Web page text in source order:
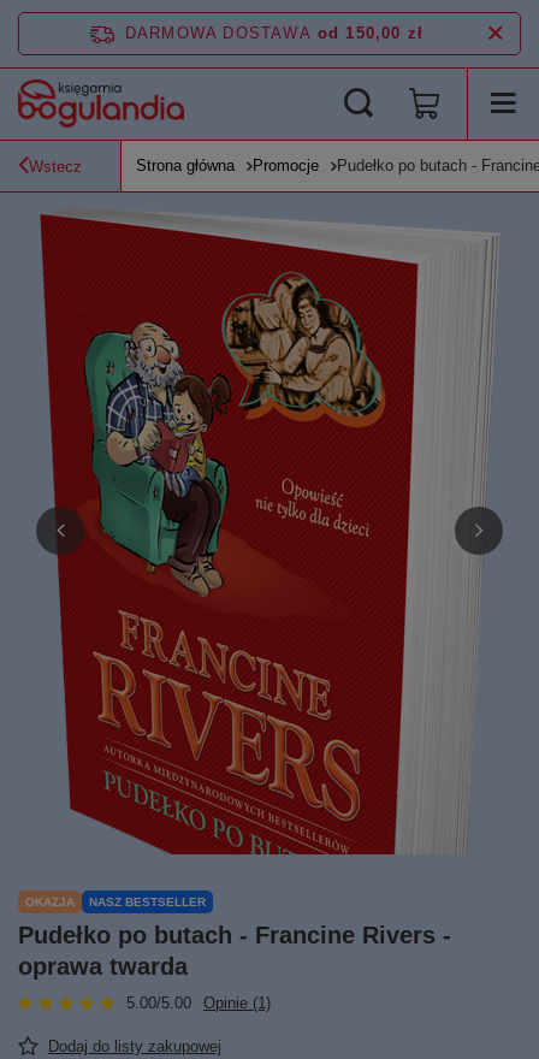
DARMOWA DOSTAWA od 150,00 zł
Wstecz Strona główna Promocje Pudełko po butach -
OKAZJA NASZ BESTSELLER
Pudełko po butach - Francine Rivers -
oprawa twarda
5.00/5.00 Opinie (1)
Dodaj do listy zakupowej